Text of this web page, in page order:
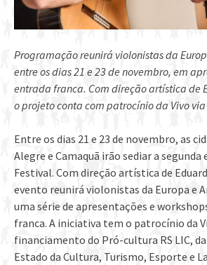
Programação reunirá violonistas da
entre os dias 21 e 23 de novembro, em
entrada franca. Com direção artística de
o projeto conta com patrocínio da Vivo via
Entre os dias 21 e 23 de novembro, as
Alegre e Camaquã irão sediar a segunda
Festival. Com direção artística de
evento reunirá violonistas da Europa e
uma série de apresentações e
franca. A iniciativa tem o patrocínio da
financiamento do Pró-cultura RS LIC,
Estado da Cultura, Turismo, Esporte e